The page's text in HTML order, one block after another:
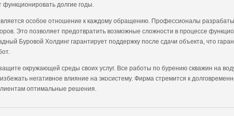
долгие годы.
особое отношение к каждому обращению. Профессионалы
Это позволяет предотвратить возможные сложности в процессе
Буровой Холдинг гарантирует поддержку после сдачи объекта, что
окружающей среды своих услуг. Все работы по бурению скважин на
негативное влияние на экосистему. Фирма стремится к
оптимальные решения.